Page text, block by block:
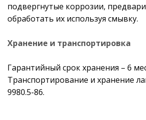
подвергнутые коррозии,
обработать их используя смывку.
Хранение и транспортировка
Гарантийный срок хранения – 6
Транспортирование и хранение
9980.5-86.